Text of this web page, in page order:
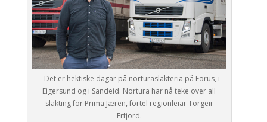
– Det er hektiske dagar på norturaslakteria på Forus, i
Eigersund og i Sandeid. Nortura har nå teke over all
slakting for Prima Jæren, fortel regionleiar Torgeir
Erfjord.